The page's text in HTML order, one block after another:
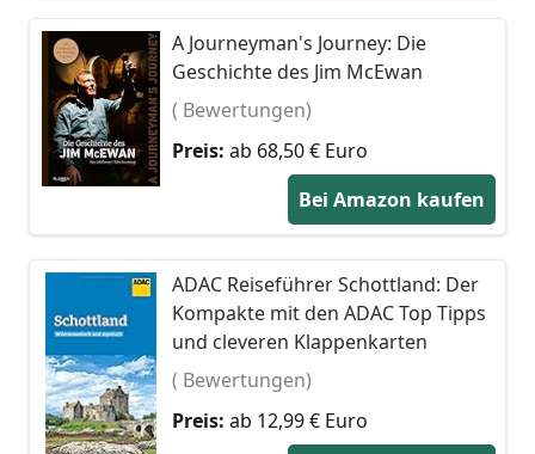
A Journeyman's Journey: Die
Geschichte des Jim McEwan
( Bewertungen)
Preis: ab 68,50 € Euro
Bei Amazon kaufen
ADAC Reiseführer Schottland: Der
Kompakte mit den ADAC Top Tipps
und cleveren Klappenkarten
( Bewertungen)
Preis: ab 12,99 € Euro